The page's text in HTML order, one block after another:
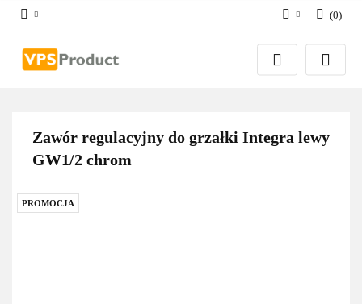
Zaloguj się
Zarejestruj się
(0)
Zawór regulacyjny do grzałki Integra lewy
GW1/2 chrom
PROMOCJA